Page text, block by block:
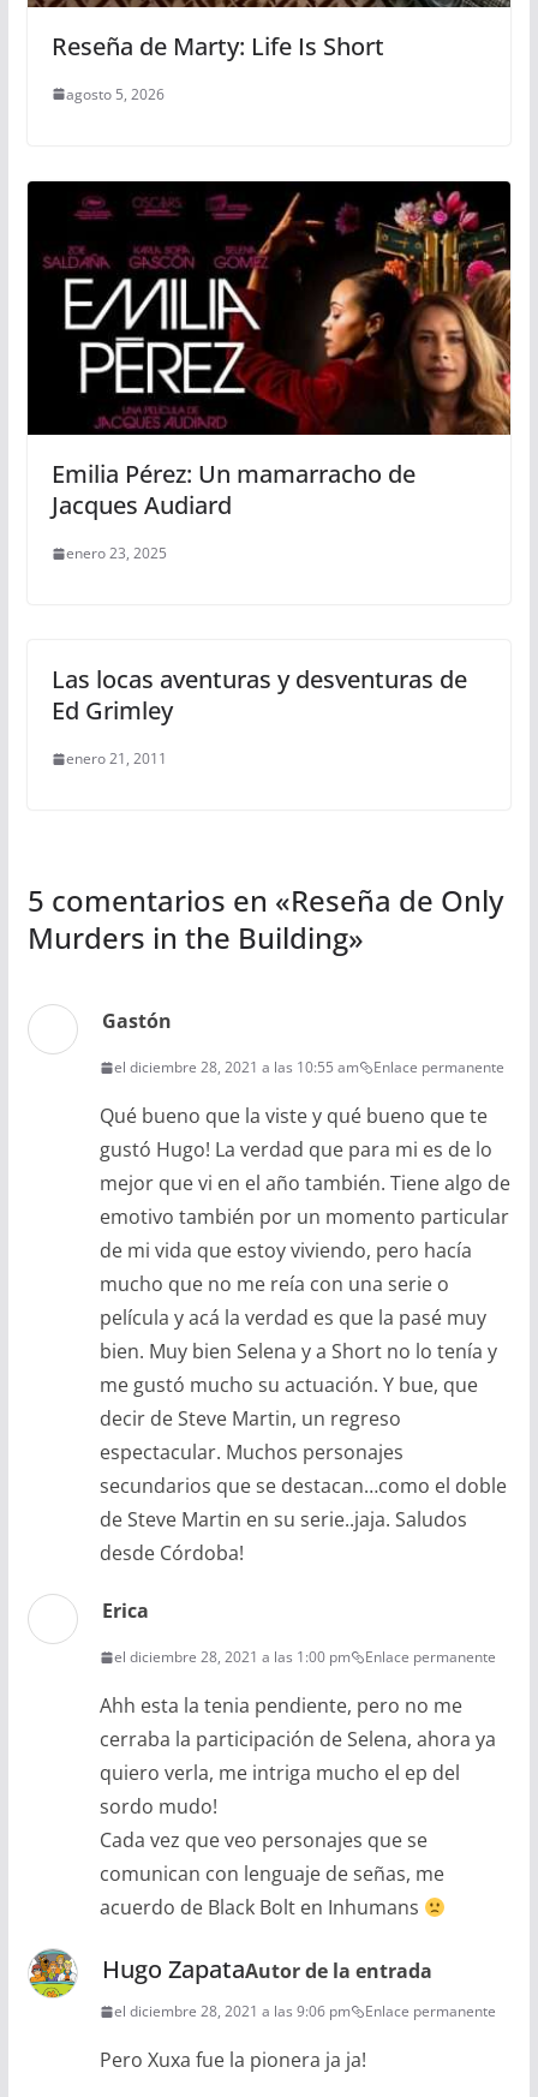
Reseña de Marty: Life Is Short
agosto 5, 2026
Emilia Pérez: Un mamarracho de
Jacques Audiard
enero 23, 2025
Las locas aventuras y desventuras de
Ed Grimley
enero 21, 2011
5 comentarios en «Reseña de Only
Murders in the Building»
Gastón
el diciembre 28, 2021 a las 10:55 am Enlace permanente
Qué bueno que la viste y qué bueno que te
gustó Hugo! La verdad que para mi es de lo
mejor que vi en el año también. Tiene algo de
emotivo también por un momento particular
de mi vida que estoy viviendo, pero hacía
mucho que no me reía con una serie o
película y acá la verdad es que la pasé muy
bien. Muy bien Selena y a Short no lo tenía y
me gustó mucho su actuación. Y bue, que
decir de Steve Martin, un regreso
espectacular. Muchos personajes
secundarios que se destacan…como el doble
de Steve Martin en su serie..jaja. Saludos
desde Córdoba!
Erica
el diciembre 28, 2021 a las 1:00 pm Enlace permanente
Ahh esta la tenia pendiente, pero no me
cerraba la participación de Selena, ahora ya
quiero verla, me intriga mucho el ep del
sordo mudo!
Cada vez que veo personajes que se
comunican con lenguaje de señas, me
acuerdo de Black Bolt en Inhumans
Hugo ZapataAutor de la entrada
el diciembre 28, 2021 a las 9:06 pm Enlace permanente
Pero Xuxa fue la pionera ja ja!